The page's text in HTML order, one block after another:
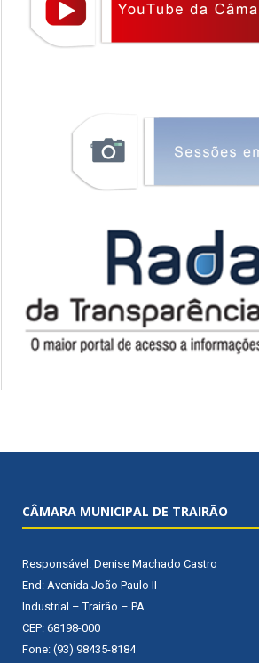
CÂMARA MUNICIPAL DE TRAIRÃO
Responsável: Denise Machado Castro
End: Avenida João Paulo II
Industrial – Trairão – PA
CEP: 68198-000
Fone: (93) 98435-8184